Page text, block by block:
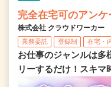
完全在宅可のアン
株式会社 クラウドワーカー
業務委託 登録制 在宅・
お仕事のジャンルは多
リーするだけ！スキマ